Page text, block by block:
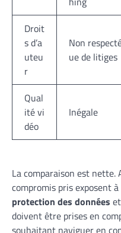
Droit
s d’a
uteu
r
Non
ue de litiges
Qual
ité vi
déo
Inégale
La comparaison est
compromis pris exposent
protection des données
doivent être prises en
souhaitant naviguer en